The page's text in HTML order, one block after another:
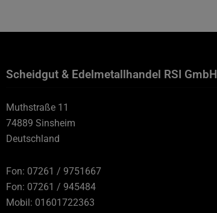
Scheidgut & Edelmetallhandel RSI GmbH
Muthstraße 11
74889 Sinsheim
Deutschland
Fon: 07261 / 9751667
Fon: 07261 / 945484
Mobil: 01601722363